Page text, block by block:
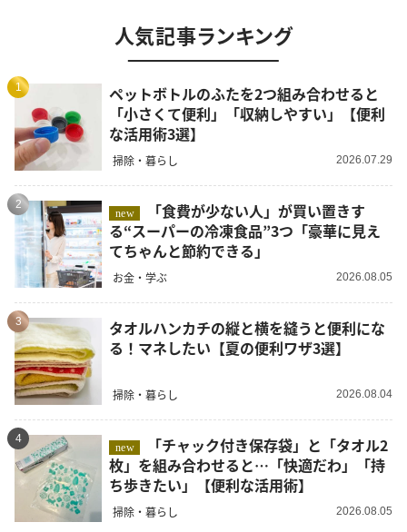
人気記事ランキング
1
ペットボトルのふたを2つ組み合わせると
「小さくて便利」「収納しやすい」【便利
な活用術3選】
掃除・暮らし 2026.07.29
2
new
る“スーパーの冷凍食品”3つ「豪華に見え
てちゃんと節約できる」
お金・学ぶ 2026.08.05
3
タオルハンカチの縦と横を縫うと便利にな
る！マネしたい【夏の便利ワザ3選】
掃除・暮らし 2026.08.04
4
new
枚」を組み合わせると…「快適だわ」「持
ち歩きたい」【便利な活用術】
掃除・暮らし 2026.08.05